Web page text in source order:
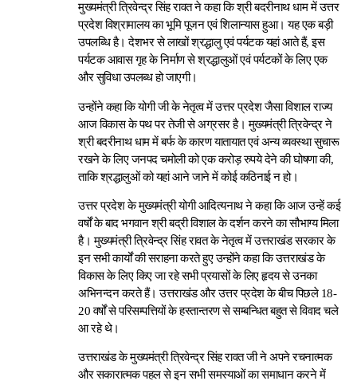
मुख्यमंत्री त्रिवेन्द्र सिंह रावत ने कहा कि श्री बदरीनाथ धाम में उत्तर
प्रदेश विश्रामालय का भूमि पूजन एवं शिलान्यास हुआ। यह एक बड़ी
उपलब्धि है। देशभर से लाखों श्रद्धालु एवं पर्यटक यहां आते हैं, इस
पर्यटक आवास गृह के निर्माण से श्रद्धालुओं एवं पर्यटकों के लिए एक
और सुविधा उपलब्ध हो जाएगी।
उन्होंने कहा कि योगी जी के नेतृत्व में उत्तर प्रदेश जैसा विशाल राज्य
आज विकास के पथ पर तेजी से अग्रसर है। मुख्यमंत्री त्रिवेन्द्र ने
श्री बदरीनाथ धाम में बर्फ के कारण यातायात एवं अन्य व्यवस्था सुचारू
रखने के लिए जनपद चमोली को एक करोड़ रुपये देने की घोषणा की,
ताकि श्रद्धालुओं को यहां आने जाने में कोई कठिनाई न हो।
उत्तर प्रदेश के मुख्यमंत्री योगी आदित्यनाथ ने कहा कि आज उन्हें कई
वर्षों के बाद भगवान श्री बद्री विशाल के दर्शन करने का सौभाग्य मिला
है। मुख्यमंत्री त्रिवेन्द्र सिंह रावत के नेतृत्व में उत्तराखंड सरकार के
इन सभी कार्यों की सराहना करते हुए उन्होंने कहा कि उत्तराखंड के
विकास के लिए किए जा रहे सभी प्रयासों के लिए हृदय से उनका
अभिनन्दन करते हैं। उत्तराखंड और उत्तर प्रदेश के बीच पिछले 18-
20 वर्षों से परिसम्पत्तियों के हस्तान्तरण से सम्बन्धित बहुत से विवाद चले
आ रहे थे।
उत्तराखंड के मुख्यमंत्री त्रिवेन्द्र सिंह रावत जी ने अपने रचनात्मक
और सकारात्मक पहल से इन सभी समस्याओं का समाधान करने में